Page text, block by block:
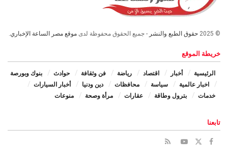
© 2025 حقوق الطبع والنشر - جميع الحقوق محفوظة لدى موقع مصر الساعة الإخباري.
خريطة الموقع
الرئيسية أخبار اقتصاد رياضة فن وثقافة حوادث
بنوك وبورصة
اخبار عالمية
سياسة محافظات دين ودنيا
أخبار السيارات
خدمات
بترول وطاقة عقارات مرأة وصحة منوعات
تابعنا